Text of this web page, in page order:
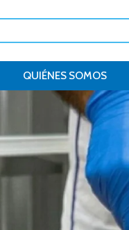
QUIÉNES SOMOS